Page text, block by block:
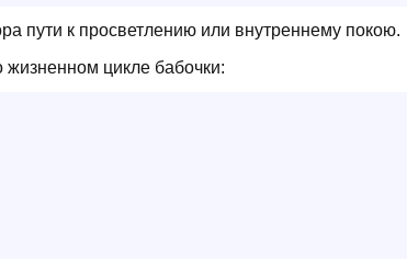
пути к просветлению или внутреннему покою.
цикле бабочки: